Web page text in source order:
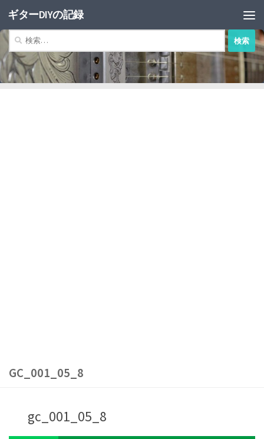
コンテンツへスキップ
ギターDIYの記録
索:
GC_001_05_8
gc_001_05_8